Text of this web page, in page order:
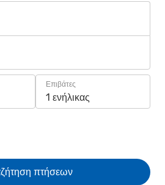
Επιβάτες
1 ενήλικας
πτήσεων